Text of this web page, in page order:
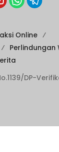
Online
Perlindungan
DP-